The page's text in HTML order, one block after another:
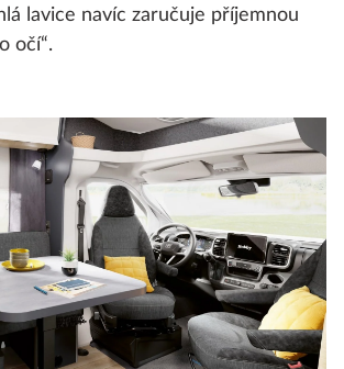
lavice navíc zaručuje příjemnou
očí“.